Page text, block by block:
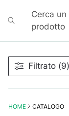
Cerca un
prodotto
HOME CATALOGO
Filtrato (9)